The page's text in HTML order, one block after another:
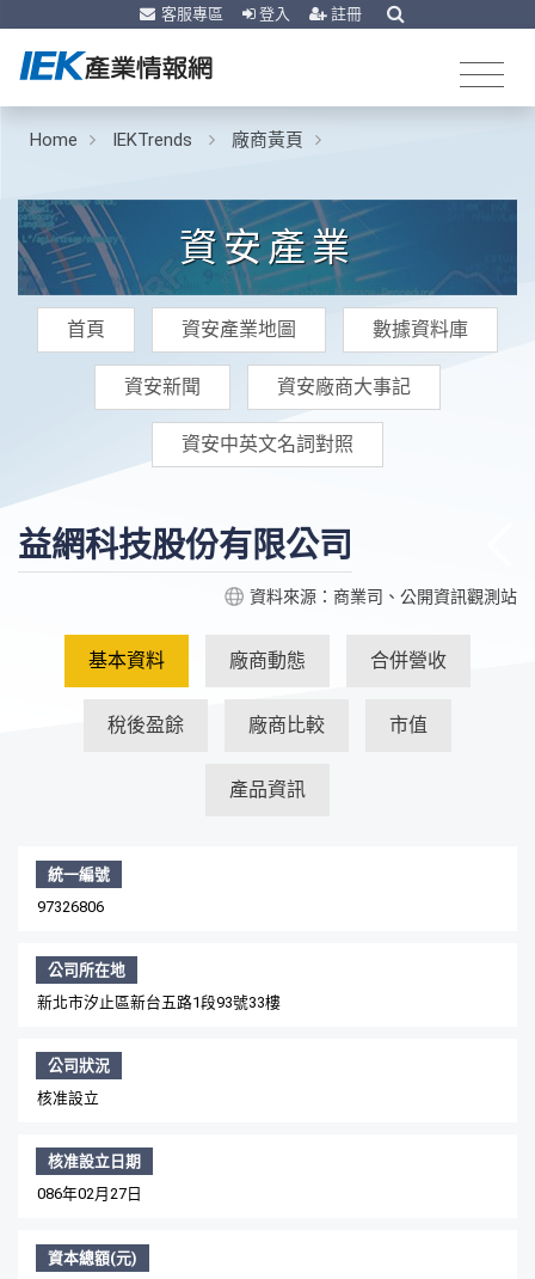
客服專區 登入 註冊
Home IEKTrends 廠商黃頁
資安產業
首頁 資安產業地圖 數據資料庫
資安新聞 資安廠商大事記
資安中英文名詞對照
益網科技股份有限公司
資料來源：商業司、公開資訊觀測站
基本資料 廠商動態 合併營收
稅後盈餘 廠商比較 市值
產品資訊
統一編號
97326806
公司所在地
新北市汐止區新台五路1段93號33樓
公司狀況
核准設立
核准設立日期
086年02月27日
資本總額(元)